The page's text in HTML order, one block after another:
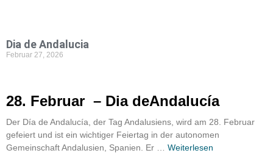
Dia de Andalucia
Februar 27, 2026
28. Februar – Dia deAndalucía
Der Día de Andalucía, der Tag Andalusiens, wird am 28. Februar
gefeiert und ist ein wichtiger Feiertag in der autonomen
Gemeinschaft Andalusien, Spanien. Er … Weiterlesen